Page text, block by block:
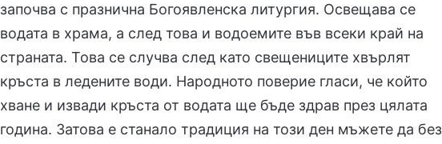
започва с празнична Богоявленска литургия. Освещава се
водата в храма, а след това и водоемите във всеки край на
страната. Това се случва след като свещениците хвърлят
кръста в ледените води. Народното поверие гласи, че който
хване и извади кръста от водата ще бъде здрав през цялата
година. Затова е станало традиция на този ден мъжете да без